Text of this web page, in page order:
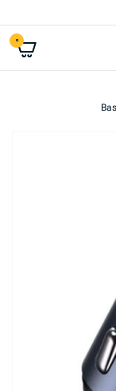
0